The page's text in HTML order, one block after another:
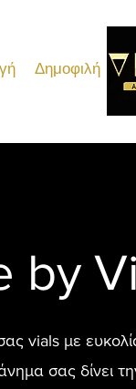
Δημοφιλή
by
vials με
σας δίνει